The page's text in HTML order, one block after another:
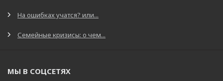
На ошибках учатся? или...
Семейные кризисы: о чем...
МЫ В СОЦСЕТЯХ